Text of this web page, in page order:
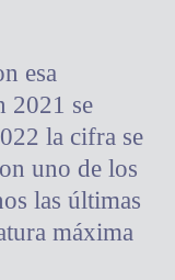
esa
2021 se
la cifra se
uno de los
las últimas
máxima